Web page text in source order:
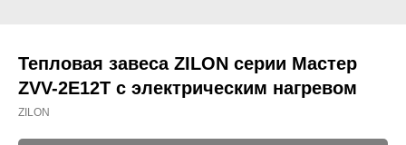
Тепловая завеса ZILON серии Мастер
ZVV-2Е12T с электрическим нагревом
ZILON